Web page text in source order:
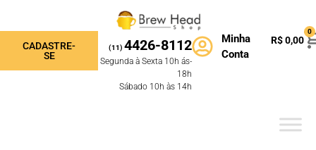
CADASTRE-
SE
(11) 4426-8112
Segunda à Sexta 10h ás-
18h
Sábado 10h às 14h
Minha
Conta
R$0,00
0